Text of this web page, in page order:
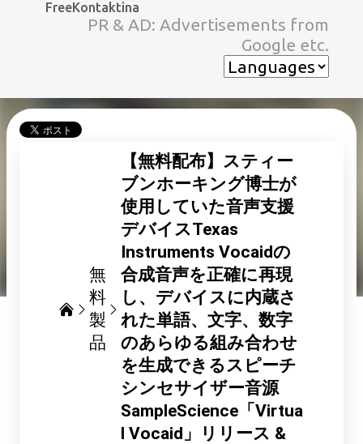
スキップしてメイン コンテンツに移動
FreeKontaktina
PR & AD: Advertisements from
Google etc.
無
料
製
品
【無料配布】スティー
ブンホーキング博士が
使用していた音声支援
デバイスTexas
Instruments Vocaidの
合成音声を正確に再現
し、デバイスに内蔵さ
れた単語、文字、数字
のあらゆる組み合わせ
を生成できるスピーチ
シンセサイザー音源
SampleScience「Virtua
l Vocaid」リリース &